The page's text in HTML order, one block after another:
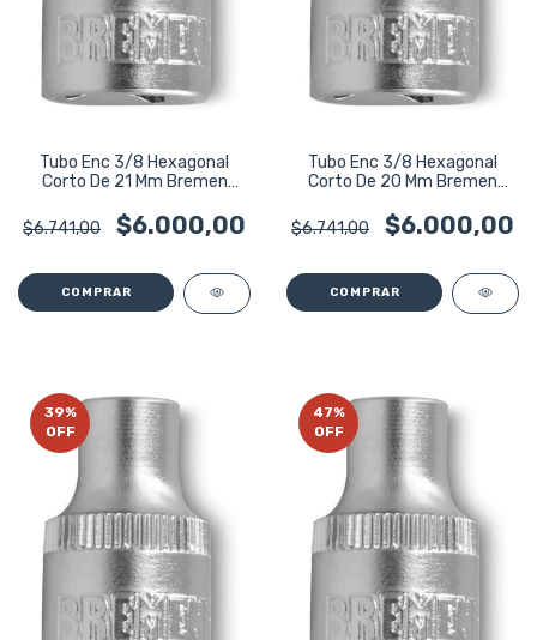
Tubo Enc 3/8 Hexagonal
Corto De 21 Mm Bremen
$6.741,00
$6.000,00
Tubo Enc 3/8 Hexagonal
Corto De 20 Mm Bremen
$6.741,00
$6.000,00
39%
OFF
47%
OFF